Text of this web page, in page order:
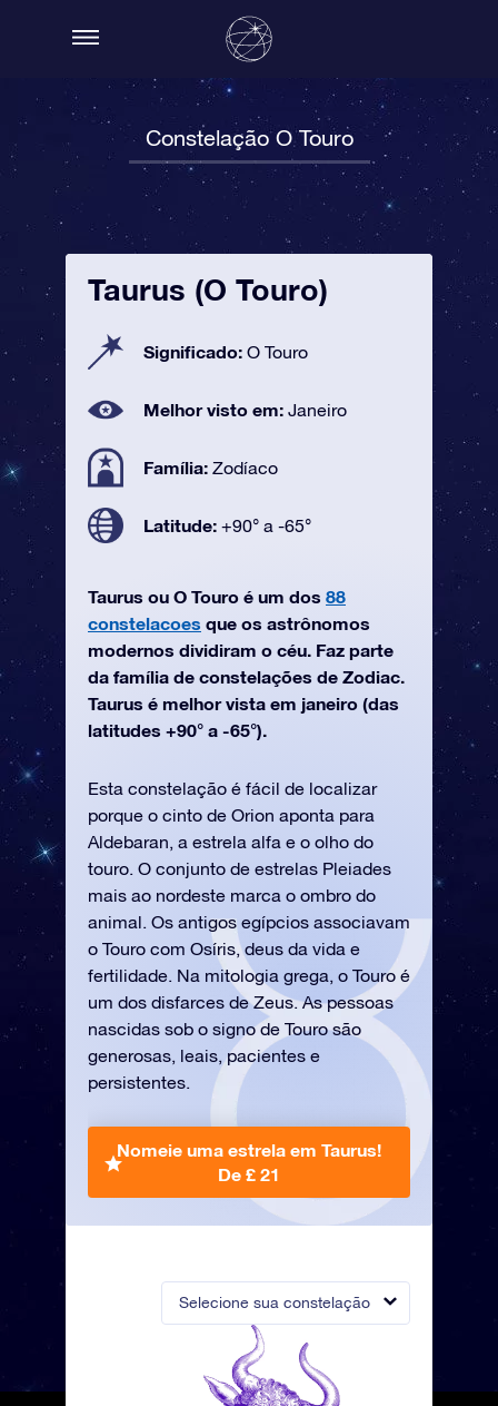
Constelação O Touro
Selecione sua constelação
Taurus (O Touro)
Significado: O Touro
Melhor visto em: Janeiro
Família: Zodíaco
Latitude: +90° a -65°
Taurus ou O Touro é um dos 88
constelacoes que os astrônomos
modernos dividiram o céu. Faz parte
da família de constelações de Zodiac.
Taurus é melhor vista em janeiro (das
latitudes +90° a -65°).
Esta constelação é fácil de localizar
porque o cinto de Orion aponta para
Aldebaran, a estrela alfa e o olho do
touro. O conjunto de estrelas Pleiades
mais ao nordeste marca o ombro do
animal. Os antigos egípcios associavam
o Touro com Osíris, deus da vida e
fertilidade. Na mitologia grega, o Touro é
um dos disfarces de Zeus. As pessoas
nascidas sob o signo de Touro são
generosas, leais, pacientes e
persistentes.
Nomeie uma estrela em Taurus!
De £ 21